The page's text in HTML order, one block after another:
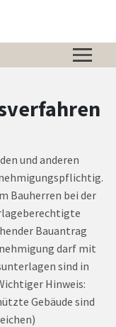
und anderen
Bauherren bei der
Bauantrag
darf mit
sind in
Hinweis:
Gebäude sind